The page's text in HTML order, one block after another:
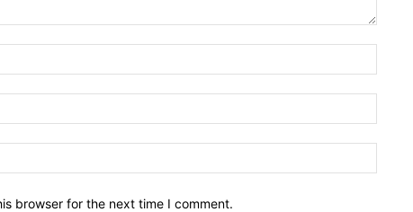
browser for the next time I comment.